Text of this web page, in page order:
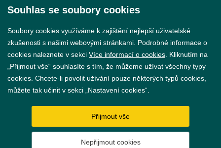
GDPR
Nastavení cookies
Souhlas se soubory cookies
Soubory cookies využíváme k zajištění nejlepší uživatelské
zkušenosti s našimi webovými stránkami. Podrobné informace o
cookies naleznete v sekci Více informací o cookies . Kliknutím na
„Přijmout vše“ souhlasíte s tím, že můžeme užívat všechny typy
cookies. Chcete-li povolit užívání pouze některých typů cookies,
můžete tak učinit v sekci „Nastavení cookies“.
Přijmout vše
Nepřijmout cookies